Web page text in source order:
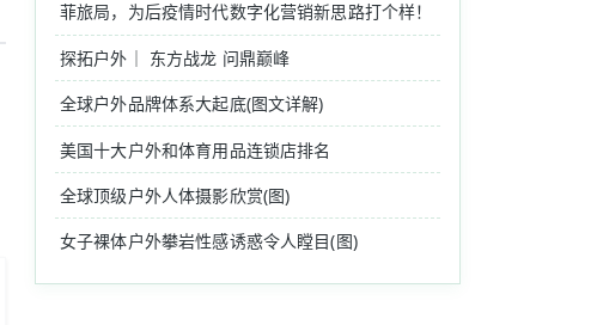
菲旅局，为后疫情时代数字化营销新思路打个样！
探拓户外｜ 东方战龙 问鼎巅峰
全球户外品牌体系大起底(图文详解)
美国十大户外和体育用品连锁店排名
全球顶级户外人体摄影欣赏(图)
女子裸体户外攀岩性感诱惑令人瞠目(图)